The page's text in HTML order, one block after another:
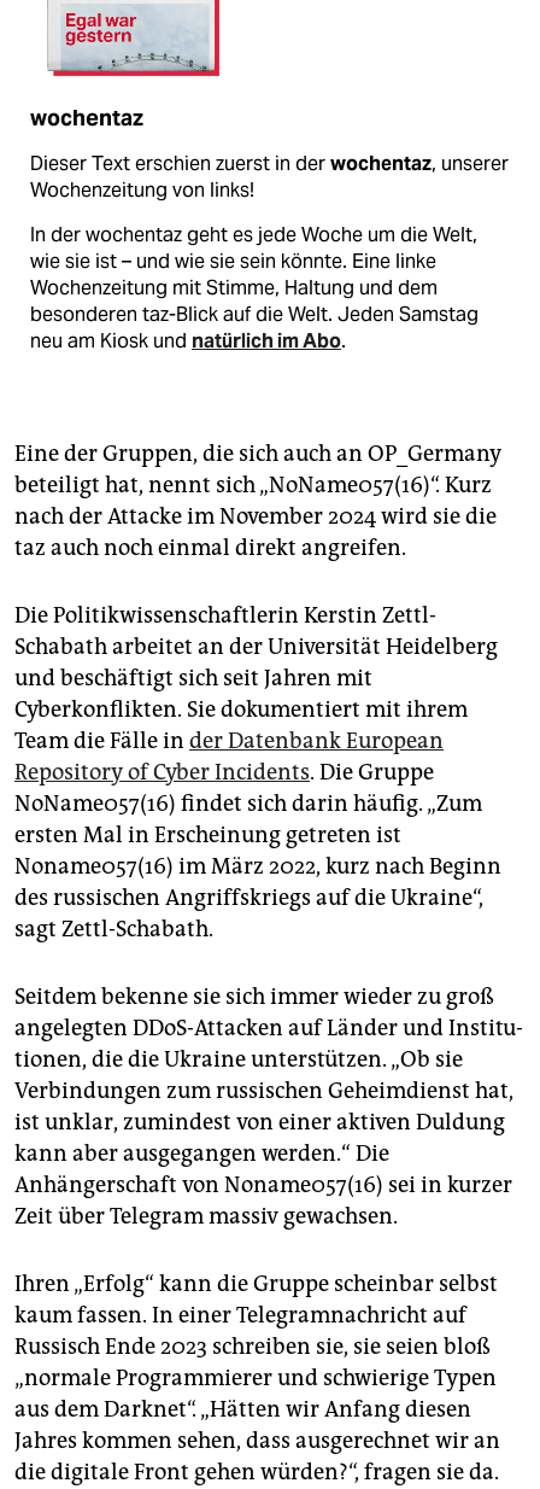
wochentaz
Dieser Text erschien zuerst in derwochentaz, unserer
Wochenzeitung von links!
In der wochentaz geht es jede Woche um die Welt,
wie sie ist – und wie sie sein könnte. Eine linke
Wochenzeitung mit Stimme, Haltung und dem
besonderen taz-Blick auf die Welt. Jeden Samstag
neu am Kiosk und natürlich im Abo.
Eine der Gruppen, die sich auch an OP_Germany
beteiligt hat, nennt sich „NoName057(16)“. Kurz
nach der Attacke im November 2024 wird sie die
taz auch noch einmal direkt angreifen.
Die Politikwissenschaftlerin Kerstin Zettl-
Schabath arbeitet an der Universität Heidelberg
und beschäftigt sich seit Jahren mit
Cyberkonflikten. Sie dokumentiert mit ihrem
Team die Fälle in der Datenbank European
Repository of Cyber Incidents. Die Gruppe
NoName057(16) findet sich darin häufig. „Zum
ersten Mal in Erscheinung getreten ist
Noname057(16) im März 2022, kurz nach Beginn
des russischen Angriffskriegs auf die Ukraine“,
sagt Zettl-Schabath.
Seitdem bekenne sie sich immer wieder zu groß
angelegten DDoS-Attacken auf Länder und Ins­ti­tu­
tio­nen, die die Ukrai­ne unterstützen. „Ob sie
Verbindungen zum russischen Geheimdienst hat,
ist unklar, zumindest von einer aktiven Duldung
kann aber ausgegangen werden.“ Die
Anhängerschaft von Noname057(16) sei in kurzer
Zeit über Telegram massiv gewachsen.
Ihren „Erfolg“ kann die Gruppe scheinbar selbst
kaum fassen. In einer Telegramnachricht auf
Russisch Ende 2023 schreiben sie, sie seien bloß
„normale Programmierer und schwierige Typen
aus dem Darknet“. „Hätten wir Anfang diesen
Jahres kommen sehen, dass ausgerechnet wir an
die digitale Front gehen würden?“, fragen sie da.